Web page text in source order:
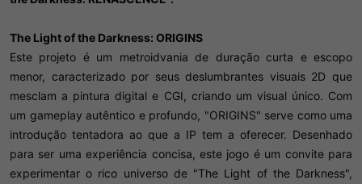
The Light of the Darkness: ORIGINS
Este projeto é um metroidvania de duração curta e escopo
menor, caracterizado por seus deslumbrantes visuais 2D que
mesclam a pintura digital e CGI, criando um visual único. Com
um gameplay autêntico e profundo, "ORIGINS" serve como uma
introdução tentadora ao que a IP tem a oferecer. Desenhado
para ser uma experiência concisa, este jogo é um convite para
experimentar o rico universo de "The Light of the Darkness",